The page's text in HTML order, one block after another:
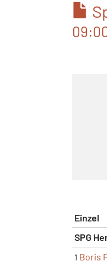
Einzel
SPG
1 Boris